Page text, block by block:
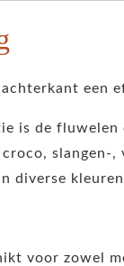
achterkant een
is de
slangen-
diverse kleuren
voor zowel